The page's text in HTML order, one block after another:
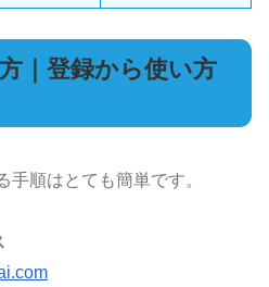
｜登録から使い方
順はとても簡単です。